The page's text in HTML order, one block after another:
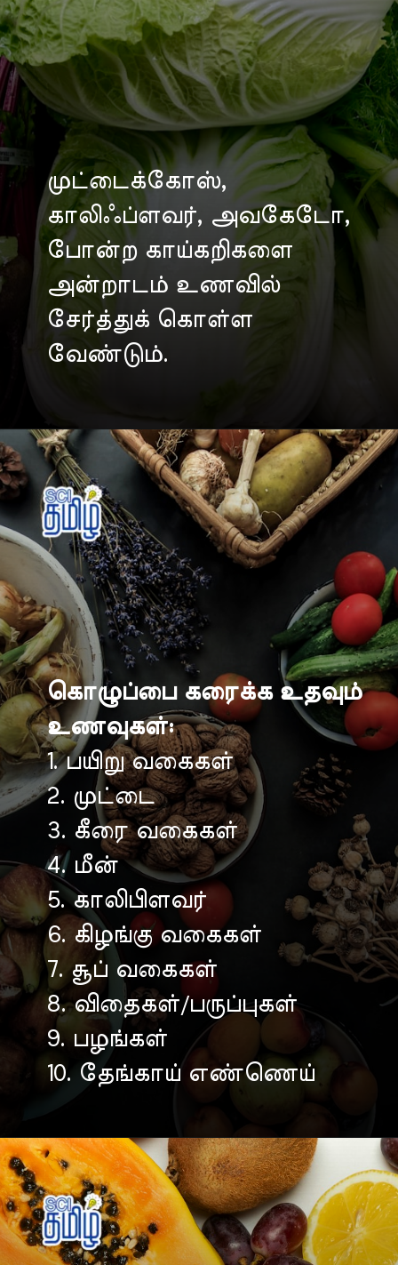
முட்டைக்கோஸ்,
காலிஃப்ளவர், அவகேடோ,
போன்ற காய்கறிகளை
அன்றாடம் உணவில்
சேர்த்துக் கொள்ள
வேண்டும்.
கொழுப்பை கரைக்க உதவும்
உணவுகள்:
1. பயிறு வகைகள்
2. முட்டை
3. கீரை வகைகள்
4. மீன்
5. காலிபிளவர்
6. கிழங்கு வகைகள்
7. சூப் வகைகள்
8. விதைகள்/பருப்புகள்
9. பழங்கள்
10. தேங்காய் எண்ணெய்